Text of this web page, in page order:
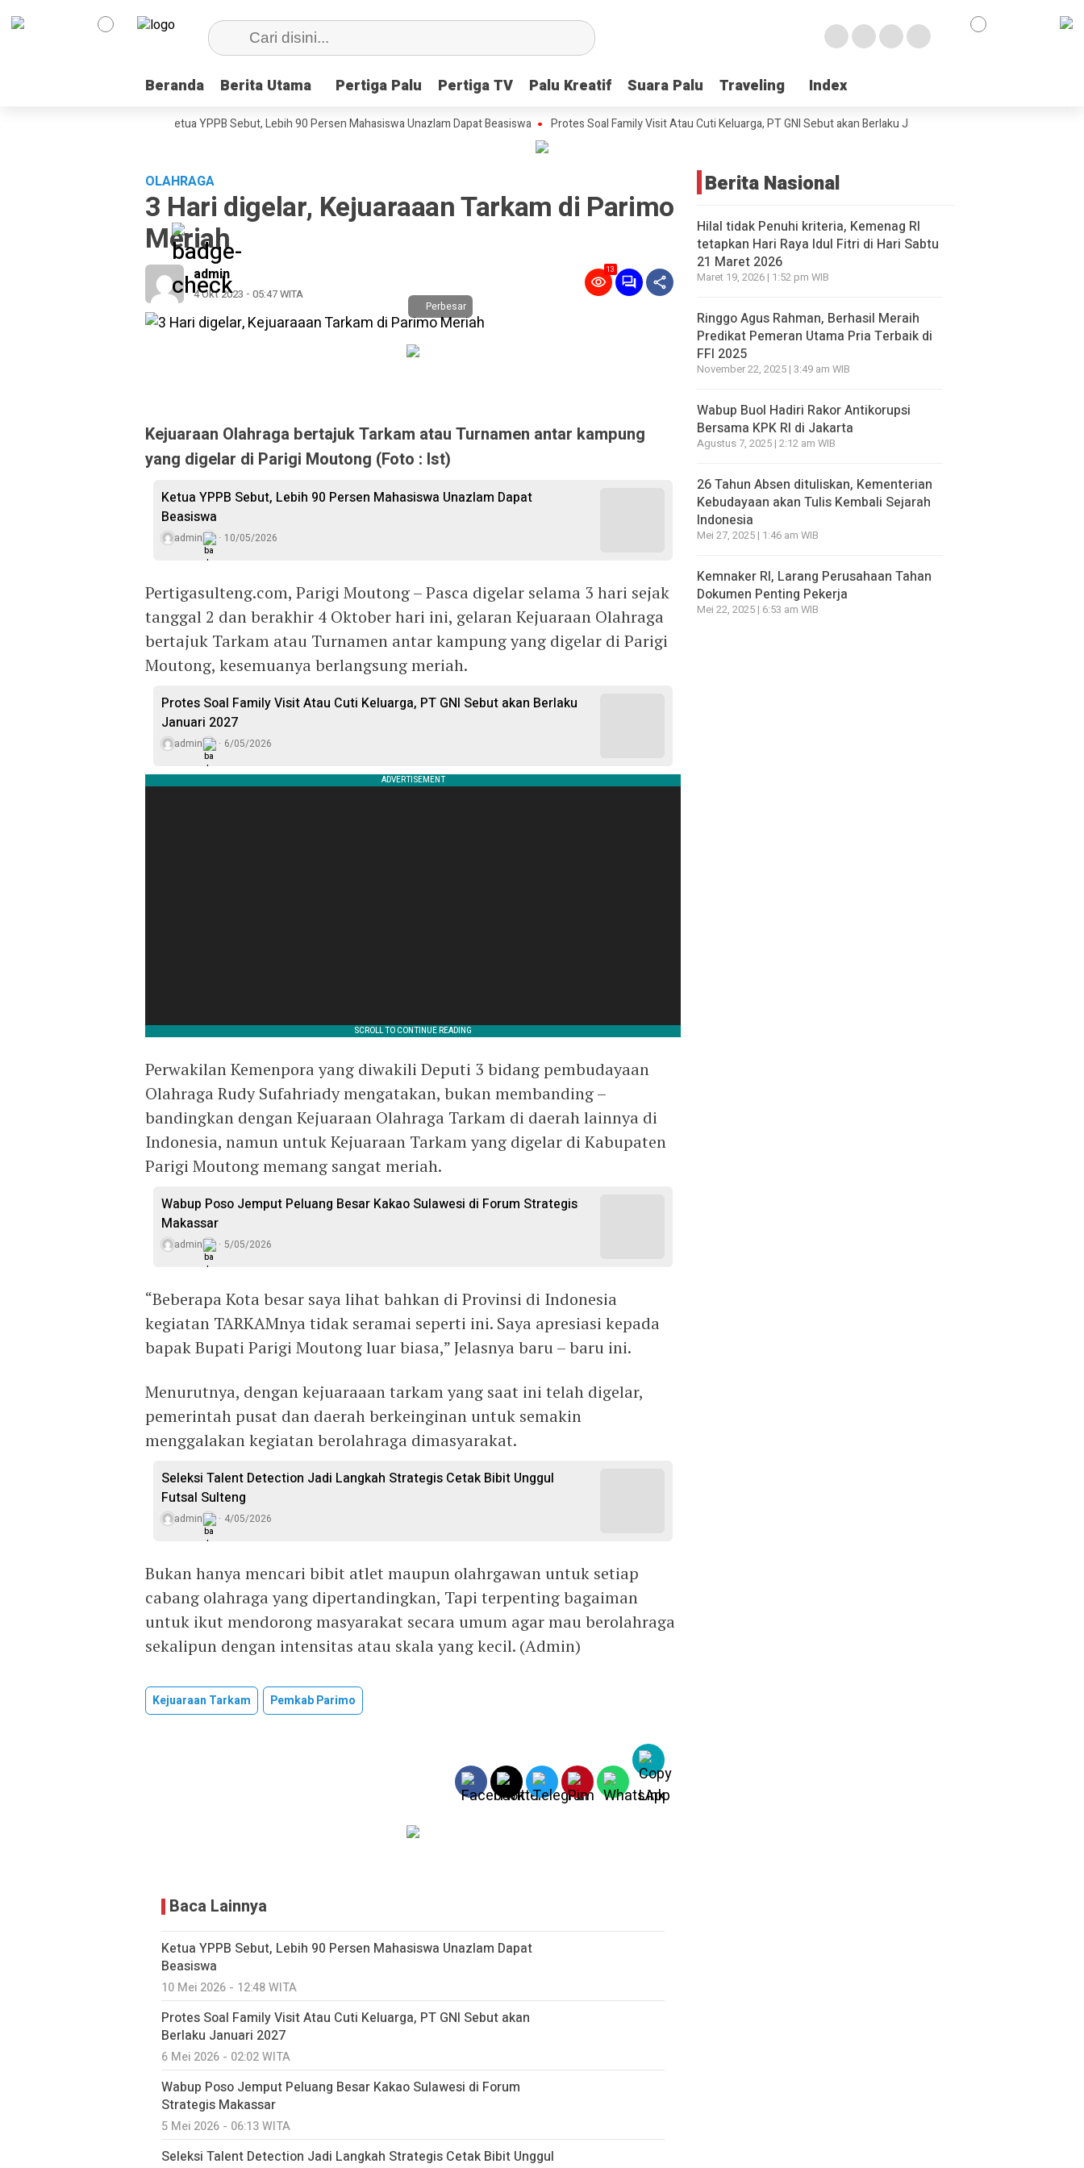
Beranda Berita Utama Pertiga Palu Pertiga TV Palu Kreatif Suara Palu Traveling Index
Beranda Berita Utama Pertiga Palu Pertiga TV Palu Kreatif Suara Palu Traveling Index
Ketua YPPB Sebut, Lebih 90 Persen Mahasiswa Unazlam Dapat Beasiswa Protes Soal Family Visit Atau Cuti Keluarga, PT GNI Sebut akan Berlaku Januari 2027
OLAHRAGA
3 Hari digelar, Kejuaraaan Tarkam di Parimo
Meriah
admin
4 Okt 2023 - 05:47 WITA
13
Perbesar
Kejuaraan Olahraga bertajuk Tarkam atau Turnamen antar kampung
yang digelar di Parigi Moutong (Foto : Ist)
Ketua YPPB Sebut, Lebih 90 Persen Mahasiswa Unazlam Dapat
Beasiswa
admin 10/05/2026
Pertigasulteng.com, Parigi Moutong – Pasca digelar selama 3 hari sejak
tanggal 2 dan berakhir 4 Oktober hari ini, gelaran Kejuaraan Olahraga
bertajuk Tarkam atau Turnamen antar kampung yang digelar di Parigi
Moutong, kesemuanya berlangsung meriah.
Protes Soal Family Visit Atau Cuti Keluarga, PT GNI Sebut akan Berlaku
Januari 2027
admin 6/05/2026
Perwakilan Kemenpora yang diwakili Deputi 3 bidang pembudayaan
Olahraga Rudy Sufahriady mengatakan, bukan membanding –
bandingkan dengan Kejuaraan Olahraga Tarkam di daerah lainnya di
Indonesia, namun untuk Kejuaraan Tarkam yang digelar di Kabupaten
Parigi Moutong memang sangat meriah.
Wabup Poso Jemput Peluang Besar Kakao Sulawesi di Forum Strategis
Makassar
admin 5/05/2026
“Beberapa Kota besar saya lihat bahkan di Provinsi di Indonesia
kegiatan TARKAMnya tidak seramai seperti ini. Saya apresiasi kepada
bapak Bupati Parigi Moutong luar biasa,” Jelasnya baru – baru ini.
Menurutnya, dengan kejuaraaan tarkam yang saat ini telah digelar,
pemerintah pusat dan daerah berkeinginan untuk semakin
menggalakan kegiatan berolahraga dimasyarakat.
Seleksi Talent Detection Jadi Langkah Strategis Cetak Bibit Unggul
Futsal Sulteng
admin 4/05/2026
Bukan hanya mencari bibit atlet maupun olahrgawan untuk setiap
cabang olahraga yang dipertandingkan, Tapi terpenting bagaiman
untuk ikut mendorong masyarakat secara umum agar mau berolahraga
sekalipun dengan intensitas atau skala yang kecil. (Admin)
Kejuaraan Tarkam Pemkab Parimo
Baca Lainnya
Ketua YPPB Sebut, Lebih 90 Persen Mahasiswa Unazlam Dapat
Beasiswa
10 Mei 2026 - 12:48 WITA
Protes Soal Family Visit Atau Cuti Keluarga, PT GNI Sebut akan
Berlaku Januari 2027
6 Mei 2026 - 02:02 WITA
Wabup Poso Jemput Peluang Besar Kakao Sulawesi di Forum
Strategis Makassar
5 Mei 2026 - 06:13 WITA
Seleksi Talent Detection Jadi Langkah Strategis Cetak Bibit Unggul
Berita Nasional
Hilal tidak Penuhi kriteria, Kemenag RI
tetapkan Hari Raya Idul Fitri di Hari Sabtu
21 Maret 2026
Maret 19, 2026 | 1:52 pm WIB
Ringgo Agus Rahman, Berhasil Meraih
Predikat Pemeran Utama Pria Terbaik di
FFI 2025
November 22, 2025 | 3:49 am WIB
Wabup Buol Hadiri Rakor Antikorupsi
Bersama KPK RI di Jakarta
Agustus 7, 2025 | 2:12 am WIB
26 Tahun Absen dituliskan, Kementerian
Kebudayaan akan Tulis Kembali Sejarah
Indonesia
Mei 27, 2025 | 1:46 am WIB
Kemnaker RI, Larang Perusahaan Tahan
Dokumen Penting Pekerja
Mei 22, 2025 | 6:53 am WIB